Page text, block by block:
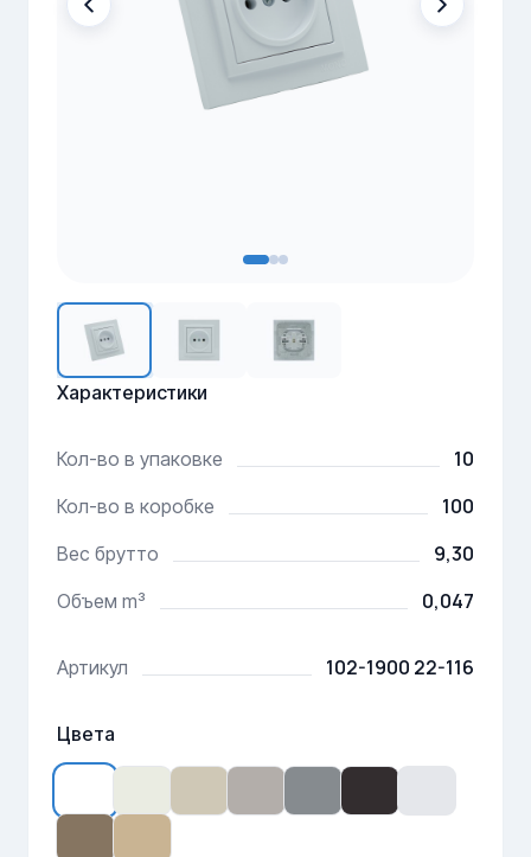
Характеристики
Кол-во в упаковке 10
Кол-во в коробке 100
Вес брутто 9,30
Объем m³ 0,047
Артикул 102-1900 22-116
Цвета